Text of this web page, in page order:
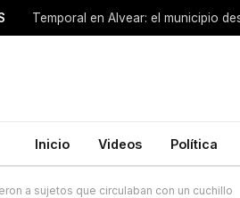
Inicio Videos Política
a sujetos que circulaban con un cuchillo